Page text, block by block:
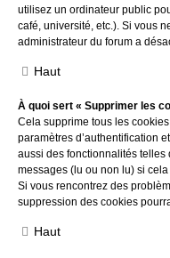
utilisez un ordinateur public
café, université, etc.). Si vous
administrateur du forum a
Haut
À quoi sert « Supprimer les
Cela supprime tous les
paramètres d’authentification
aussi des fonctionnalités
messages (lu ou non lu) si
Si vous rencontrez des
suppression des cookies
Haut